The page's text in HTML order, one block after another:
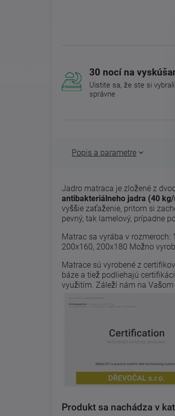
30 nocí na
Uistite sa, že ste si vybrali
správne
Popis a parametre
Jadro matraca je zložené z
antibakteriálneho jadra (40 kg/
vyššie zaťaženie, pritom si
pevný, tak lamelový, prípadne
Matrac sa vyrába v rozmeroch:
200x160, 200x180 Možno
Matrace sú vyrobené z
báze a tiež podliehajú
využitím. Záleží nám na
Produkt sa nachádza v